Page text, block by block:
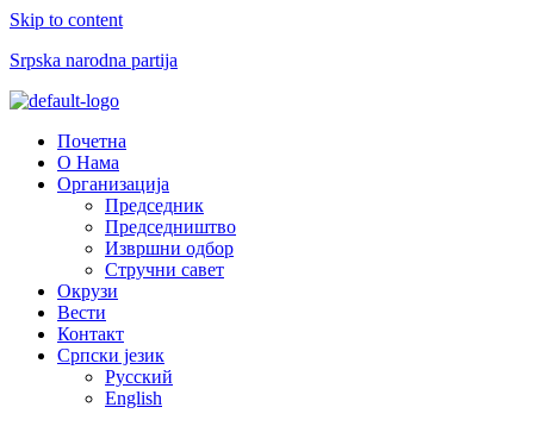
Skip to content
Srpska narodna partija
Menu
Почетна
О Нама
Организација
Председник
Председништво
Извршни одбор
Стручни савет
Окрузи
Вести
Контакт
Српски језик
Русский
English